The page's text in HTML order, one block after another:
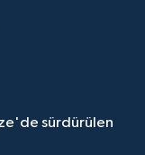
sürdürülen